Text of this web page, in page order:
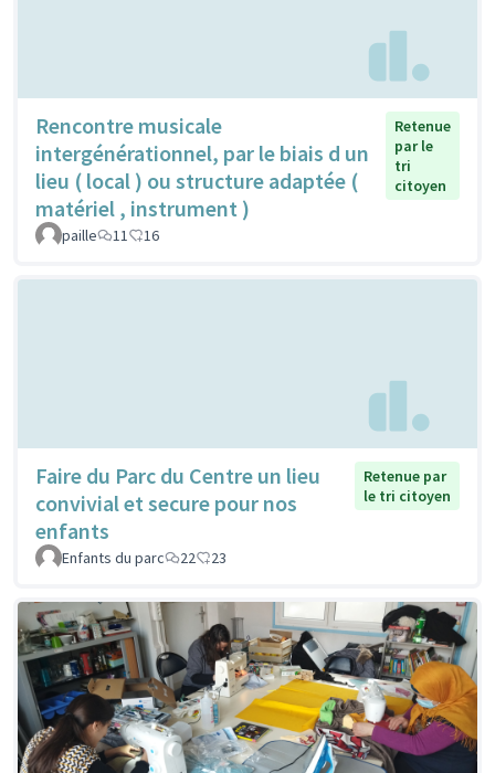
Rencontre musicale
intergénérationnel, par le biais d un
lieu ( local ) ou structure adaptée (
matériel , instrument )
Retenue
par le
tri
citoyen
paille 11 16
Faire du Parc du Centre un lieu
convivial et secure pour nos
enfants
Retenue par
le tri citoyen
Enfants du parc 22 23